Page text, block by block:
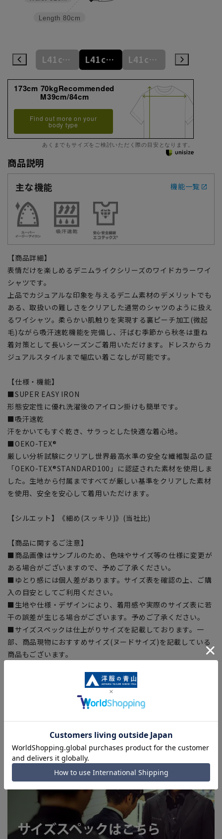
Length 80cm
L41cm/78cm L41cm/80cm L41cm/82cm L41cm/84cm
173cm 70kgRecommended
M39cm/84cm
Find out more on your
body type
あくまでもサイズをご検討いただく際の目安となります。
商品説明
主な機能
機能一覧
【商品詳細】
表情だけを楽しめるデニムライクシリーズのワイドカラーワイ
シャツです。
上品でカジュアルな印象を与えるデニム素材のデメリットでも
ある、取扱いの難しさをクリアした通常のシャツのように扱え
るワイシャツ。柔らかい肌触りを実現する裏ピーチ加工(微起
毛)ながら吸汗速乾機能を完備し、汗ばむ季節から秋冬は重ね
着対策として長いシーズンご着用いただけます。ドレスからカ
ジュアルスタイルまで幅広い着こなしが可能です。
【仕様・機能】
■SUPER EASY IRON
形態安定性に優れ洗濯後のアイロン掛けも簡単です。
■吸汗速乾
汗をかいてもすぐ乾き、サラっとした快適な着心地。
■OEKO-TEX®
厳しい分析試験にクリアし世界最高水準の安全な繊維製品の証
「OEKO-TEX®STANDARD100」に認証された素材を使用しま
した。生地から付属まですべてが厳しい基準をクリアした素材
を使用、安全を安心して着用いただけます。
【シルエット】《細め(スッキリ)》(当社比)
【商品に関するご注意】
■商品画像はサンプルのため、色味やサイズ等の仕様に変更が
ある場合がございますので、予めご了承ください。
■ゆとり感には個人差があります。サイズ表を確認の上、ご購
入の目安としてご利用ください。
■生地や仕様・デザインにより、着用感や実際のサイズ表に若
干の誤差が生じる場合がございます。予めご了承ください。
■サイズスペックは仕上がりサイズを記載しております。一
部、商品現物におすすめサイズ(ヌードサイズ)を記載している
商品もございます。
加減により、実際の商品と掲載画像の色味が異なる場合がござ
■店舗や各モールサイトと商品在庫を共有しております関係
■お急ぎ発送のご注文につきましても、ご注文のタイミングに
よってはお急ぎ発送サービスを選択できない場合がございま
す。